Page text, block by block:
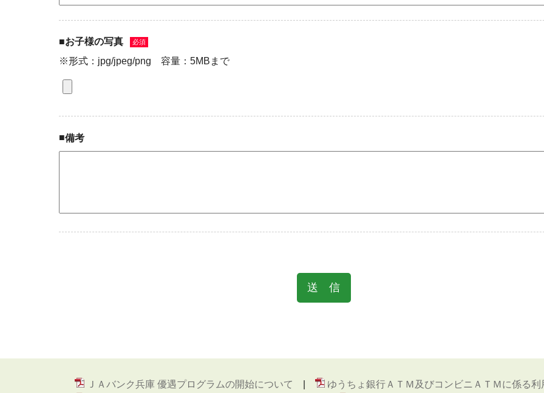
■お子様の写真 必須
※形式：jpg/jpeg/png 容量：5MBまで
■備考
ＪＡバンク兵庫 優遇プログラムの開始について
ゆうちょ銀行ＡＴＭ及びコンビニＡＴＭに係る